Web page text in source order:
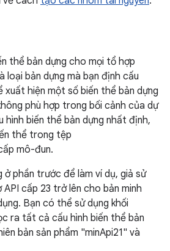
thể bản dựng cho mọi tổ hợp
loại bản dựng mà bạn định cấu
xuất hiện một số biến thể bản dựng
phù hợp trong bối cảnh của dự
hình biến thể bản dựng nhất định,
thể trong tệp
mô-đun.
ở phần trước để làm ví dụ, giả sử
cấp 23 trở lên cho bản minh
Bạn có thể sử dụng khối
ra tất cả cấu hình biến thể bản
bản sản phẩm "minApi21" và